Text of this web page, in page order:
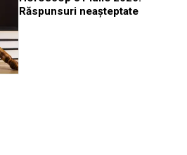
Răspunsuri neașteptate